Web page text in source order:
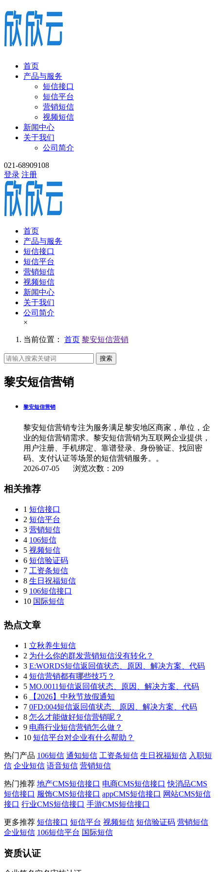
首页
产品与服务
短信接口
短信平台
营销短信
视频短信
新闻中心
关于我们
公司简介
021-68909108
登录 注册
首页
产品与服务
短信接口
短信平台
营销短信
视频短信
新闻中心
关于我们
公司简介
×
当前位置： 首页 黎安短信营销
搜索
黎安短信营销
黎安短信营销
黎安短信营销专注为服务满足黎安地区商家，单位，企
业的短信营销需求。黎安短信营销为互联网企业提供，
用户注册、手机绑定、靠谱登录、身份验证、找回密
码、支付认证等场景的短信营销服务。。
2026-07-05 浏览次数：209
相关推荐
1 短信接口
2 短信平台
3 营销短信
4 106短信
5 视频短信
6 短信验证码
7 工资条短信
8 生日祝福短信
9 106短信接口
10 国际短信
热点文章
1 立秋养生短信
2 为什么你的群发营销短信没有转化？
3 E:WORDS短信返回值状态、原因、解决方案、代码
4 短信营销都有哪些技巧？
5 MO.0011短信返回值状态、原因、解决方案、代码
6
【2026】中秋节放假通知
7 0FD:004短信返回值状态、原因、解决方案、代码
8 怎么才能做好短信营销呢？
9 电商行业短信营销怎么做？
10 短信平台对企业有什么帮助？
热门产品 106短信 通知短信 工资条短信 生日祝福短信 入职短
信 企业短信 语音短信 营销短信
热门推荐 地产CMS短信接口 电商CMS短信接口 快消品CMS
短信接口 服饰CMS短信接口 appCMS短信接口 网站CMS短信
接口 行业CMS短信接口 手游CMS短信接口
更多推荐 短信接口 短信平台 视频短信 短信验证码 营销短信
企业短信 106短信平台 国际短信
资质认证